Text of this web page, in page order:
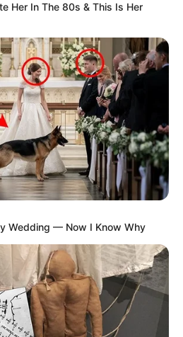
Her In The 80s & This Is Her
Wedding — Now I Know Why